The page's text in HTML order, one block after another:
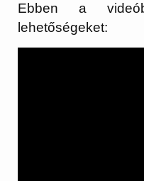
Ebben a
lehetőségeket: